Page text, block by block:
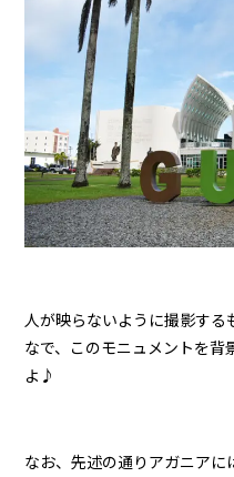
人が映らないように撮影す
なで、このモニュメントを
よ♪
なお、先述の通りアガニア